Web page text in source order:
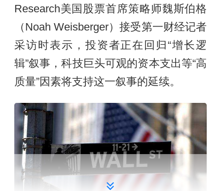
Research美国股票首席策略师魏斯伯格
（Noah Weisberger）接受第一财经记者
采访时表示，投资者正在回归“增长逻
辑”叙事，科技巨头可观的资本支出等“高
质量”因素将支持这一叙事的延续。